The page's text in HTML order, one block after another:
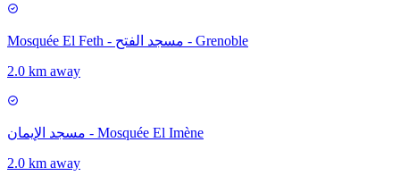
Mosquée El Feth - مسجد الفتح - Grenoble
2.0 km away
مسجد الإيمان - Mosquée El Imène
2.0 km away